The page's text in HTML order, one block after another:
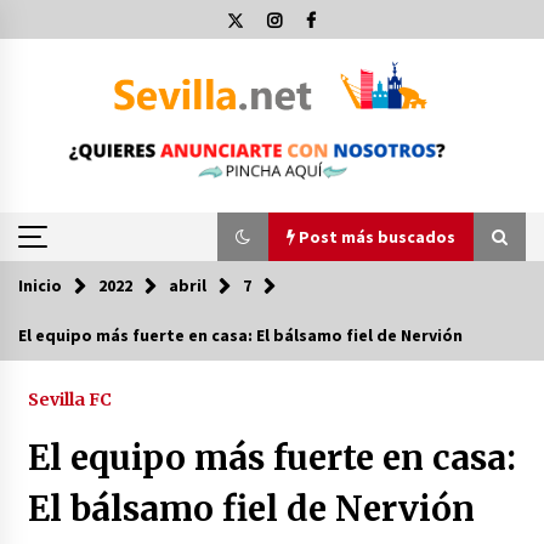
al
Post más buscados
Post más buscados
divertido (y cada vez más popular)
Inicio 2022 abril 7
El equipo más fuerte en casa: El bálsamo fiel de Nervión
Sevilla FC
El equipo más fuerte en casa:
El bálsamo fiel de Nervión